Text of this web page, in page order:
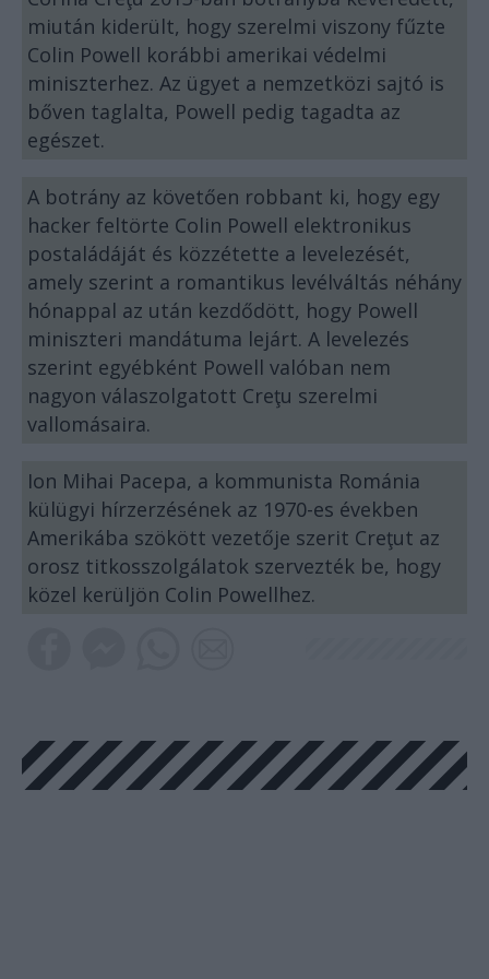
miután kiderült, hogy szerelmi viszony fűzte
Colin Powell korábbi amerikai védelmi
miniszterhez. Az ügyet a nemzetközi sajtó is
bőven taglalta, Powell pedig tagadta az
egészet.
A botrány az követően robbant ki, hogy egy
hacker feltörte Colin Powell elektronikus
postaládáját és közzétette a levelezését,
amely szerint a romantikus levélváltás néhány
hónappal az után kezdődött, hogy Powell
miniszteri mandátuma lejárt. A levelezés
szerint egyébként Powell valóban nem
nagyon válaszolgatott Creţu szerelmi
vallomásaira.
Ion Mihai Pacepa, a kommunista Románia
külügyi hírzerzésének az 1970-es években
Amerikába szökött vezetője szerit Creţut az
orosz titkosszolgálatok szervezték be, hogy
közel kerüljön Colin Powellhez.